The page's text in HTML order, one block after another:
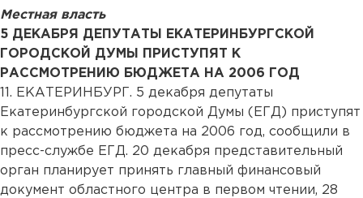
Местная власть
5 ДЕКАБРЯ ДЕПУТАТЫ ЕКАТЕРИНБУРГСКОЙ
ГОРОДСКОЙ ДУМЫ ПРИСТУПЯТ К
РАССМОТРЕНИЮ БЮДЖЕТА НА 2006 ГОД
11. ЕКАТЕРИНБУРГ. 5 декабря депутаты
Екатеринбургской городской Думы (ЕГД) приступят
к рассмотрению бюджета на 2006 год, сообщили в
пресс-службе ЕГД. 20 декабря представительный
орган планирует принять главный финансовый
документ областного центра в первом чтении, 28